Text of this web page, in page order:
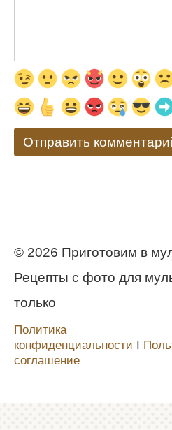
© 2026 Приготовим в
Рецепты с фото для
только
Политика
конфиденциальности
соглашение